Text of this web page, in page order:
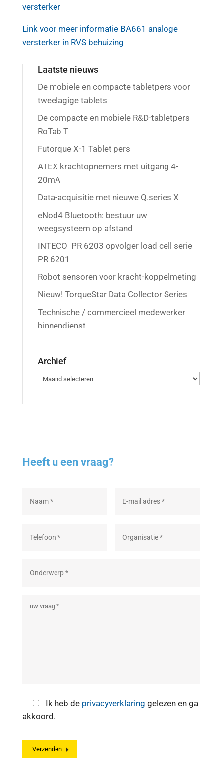
versterker
Link voor meer informatie BA661 analoge
versterker in RVS behuizing
Laatste nieuws
De mobiele en compacte tabletpers voor
tweelagige tablets
De compacte en mobiele R&D-tabletpers
RoTab T
Futorque X-1 Tablet pers
ATEX krachtopnemers met uitgang 4-
20mA
Data-acquisitie met nieuwe Q.series X
eNod4 Bluetooth: bestuur uw
weegsysteem op afstand
INTECO PR 6203 opvolger load cell serie
PR 6201
Robot sensoren voor kracht-koppelmeting
Nieuw! TorqueStar Data Collector Series
Technische / commercieel medewerker
binnendienst
Archief
Archief
Heeft u een vraag?
Ik heb de privacyverklaring gelezen en ga
akkoord.